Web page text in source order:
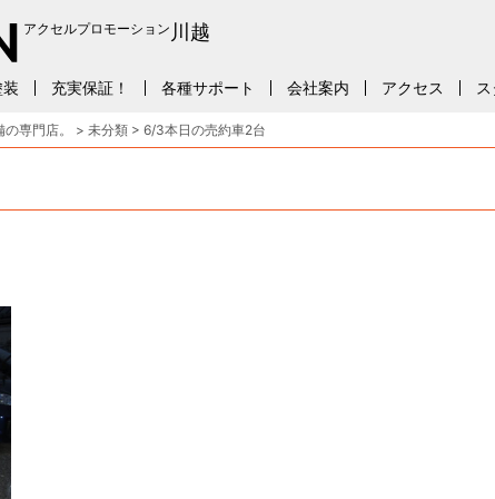
アクセルプロモーション 川越
充実保証！ 各種サポート 会社案内 アクセス
専門店。 > 未分類 > 6/3本日の売約車2台